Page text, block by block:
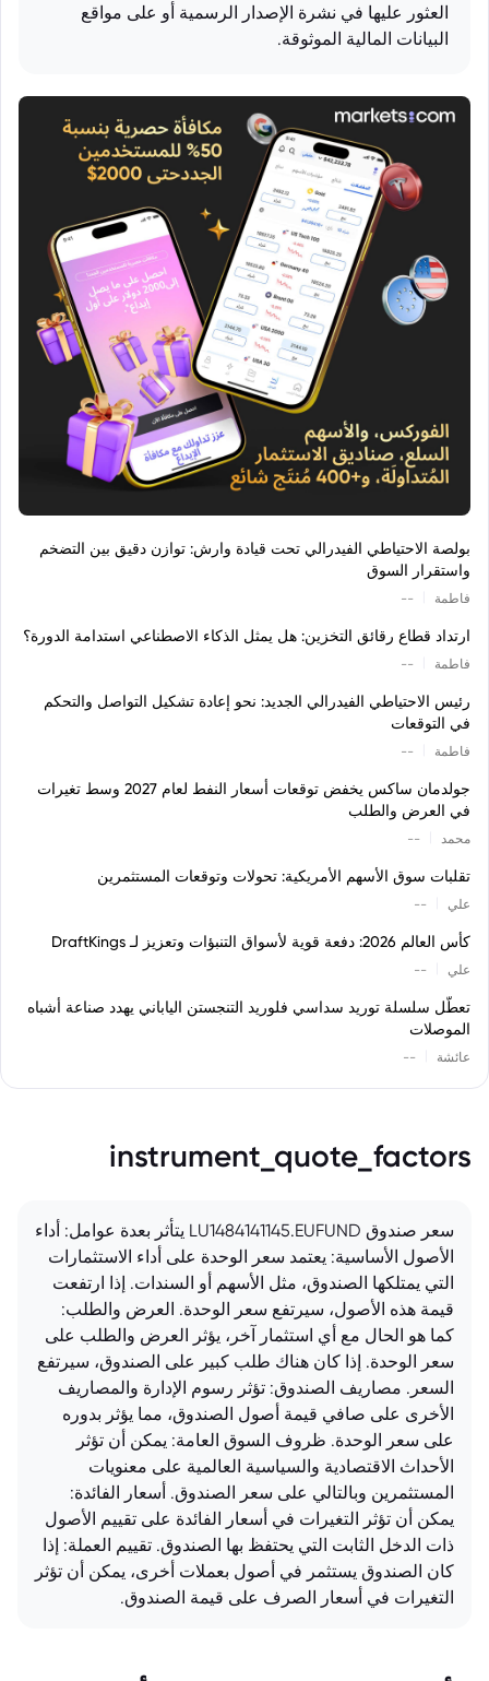
العثور عليها في نشرة الإصدار الرسمية أو على مواقع
البيانات المالية الموثوقة.
بولصة الاحتياطي الفيدرالي تحت قيادة وارش: توازن دقيق بين التضخم
واستقرار السوق
فاطمة --
ارتداد قطاع رقائق التخزين: هل يمثل الذكاء الاصطناعي استدامة الدورة؟
فاطمة --
رئيس الاحتياطي الفيدرالي الجديد: نحو إعادة تشكيل التواصل والتحكم
في التوقعات
فاطمة --
جولدمان ساكس يخفض توقعات أسعار النفط لعام 2027 وسط تغيرات
في العرض والطلب
محمد --
تقلبات سوق الأسهم الأمريكية: تحولات وتوقعات المستثمرين
علي --
كأس العالم 2026: دفعة قوية لأسواق التنبؤات وتعزيز لـ DraftKings
علي --
تعطّل سلسلة توريد سداسي فلوريد التنجستن الياباني يهدد صناعة أشباه
الموصلات
عائشة --
instrument_quote_factors
سعر صندوق LU1484141145.EUFUND يتأثر بعدة عوامل: أداء
الأصول الأساسية: يعتمد سعر الوحدة على أداء الاستثمارات
التي يمتلكها الصندوق، مثل الأسهم أو السندات. إذا ارتفعت
قيمة هذه الأصول، سيرتفع سعر الوحدة. العرض والطلب:
كما هو الحال مع أي استثمار آخر، يؤثر العرض والطلب على
سعر الوحدة. إذا كان هناك طلب كبير على الصندوق، سيرتفع
السعر. مصاريف الصندوق: تؤثر رسوم الإدارة والمصاريف
الأخرى على صافي قيمة أصول الصندوق، مما يؤثر بدوره
على سعر الوحدة. ظروف السوق العامة: يمكن أن تؤثر
الأحداث الاقتصادية والسياسية العالمية على معنويات
المستثمرين وبالتالي على سعر الصندوق. أسعار الفائدة:
يمكن أن تؤثر التغيرات في أسعار الفائدة على تقييم الأصول
ذات الدخل الثابت التي يحتفظ بها الصندوق. تقييم العملة: إذا
كان الصندوق يستثمر في أصول بعملات أخرى، يمكن أن تؤثر
التغيرات في أسعار الصرف على قيمة الصندوق.